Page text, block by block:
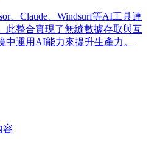
、Claude、Windsurf等AI工具連
此整合實現了無縫數據存取與互
運用AI能力來提升生產力。
容